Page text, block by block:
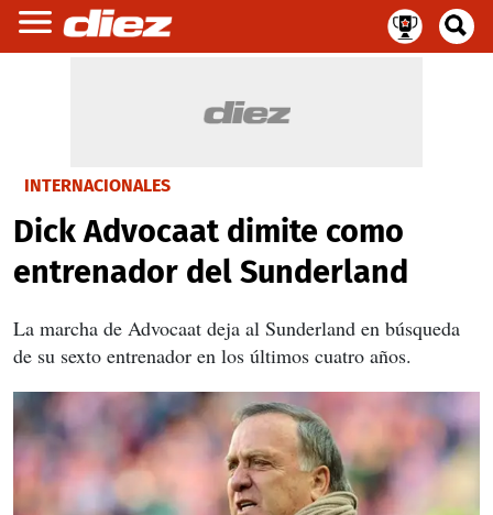
INTERNACIONALES
Dick Advocaat dimite como
entrenador del Sunderland
La marcha de Advocaat deja al Sunderland en búsqueda
de su sexto entrenador en los últimos cuatro años.